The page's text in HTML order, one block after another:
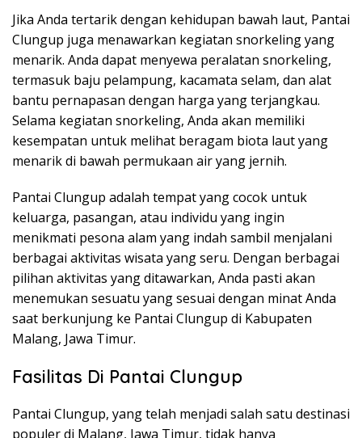
Jika Anda tertarik dengan kehidupan bawah laut, Pantai
Clungup juga menawarkan kegiatan snorkeling yang
menarik. Anda dapat menyewa peralatan snorkeling,
termasuk baju pelampung, kacamata selam, dan alat
bantu pernapasan dengan harga yang terjangkau.
Selama kegiatan snorkeling, Anda akan memiliki
kesempatan untuk melihat beragam biota laut yang
menarik di bawah permukaan air yang jernih.
Pantai Clungup adalah tempat yang cocok untuk
keluarga, pasangan, atau individu yang ingin
menikmati pesona alam yang indah sambil menjalani
berbagai aktivitas wisata yang seru. Dengan berbagai
pilihan aktivitas yang ditawarkan, Anda pasti akan
menemukan sesuatu yang sesuai dengan minat Anda
saat berkunjung ke Pantai Clungup di Kabupaten
Malang, Jawa Timur.
Fasilitas Di Pantai Clungup
Pantai Clungup, yang telah menjadi salah satu destinasi
populer di Malang, Jawa Timur, tidak hanya